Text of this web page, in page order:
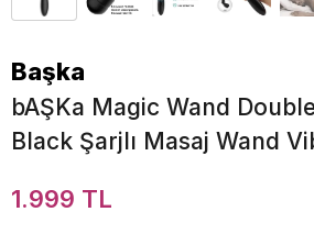
Başka
bAŞKa Magic Wand
Black Şarjlı Masaj Wand
1.999 TL